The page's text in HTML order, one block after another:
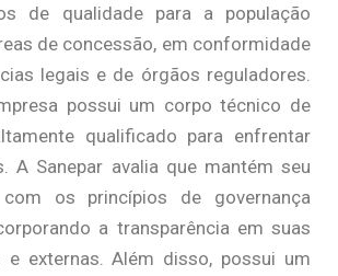
de qualidade para a população
de concessão, em conformidade
legais e de órgãos reguladores.
possui um corpo técnico de
qualificado para enfrentar
A Sanepar avalia que mantém seu
os princípios de governança
a transparência em suas
e externas. Além disso, possui um